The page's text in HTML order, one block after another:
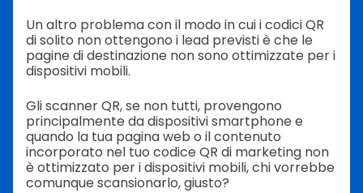
Un altro problema con il modo in cui i codici QR
di solito non ottengono i lead previsti è che le
pagine di destinazione non sono ottimizzate per i
dispositivi mobili.
Gli scanner QR, se non tutti, provengono
principalmente da dispositivi smartphone e
quando la tua pagina web o il contenuto
incorporato nel tuo codice QR di marketing non
è ottimizzato per i dispositivi mobili, chi vorrebbe
comunque scansionarlo, giusto?